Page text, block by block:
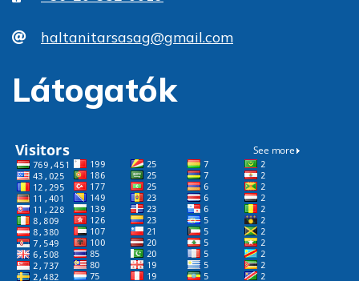
haltanitarsasag@gmail.com
Látogatók